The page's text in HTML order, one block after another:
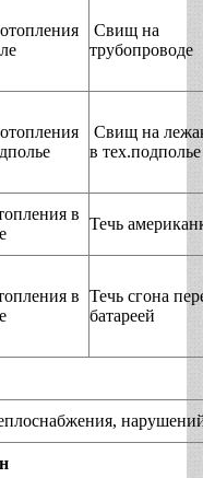
Свищ на
трубопроводе
Свищ на
в тех.подполье
в
Течь
в Течь сгона
батареей
нарушений